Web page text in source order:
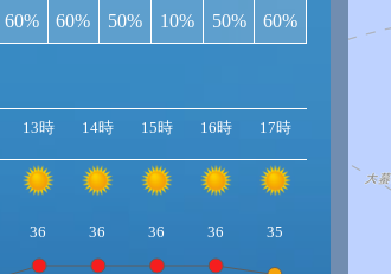
60% 60% 50% 10% 50% 60%
13時 14時 15時 16時 17時
36 36 36 36 35